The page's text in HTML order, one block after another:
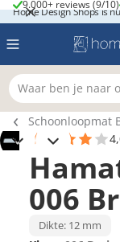
Home Design Shops is
Home Design Shops is
9.000+ reviews (9/10)
9.000+ reviews (9/10)
Waar ben je naar
Schoonloopmat
006
Dikte: 12 mm